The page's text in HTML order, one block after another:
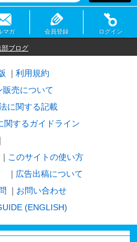
マガ 会員登録 ログイン
部ブログ
利用規約
販売について
に関する記載
関するガイドライン
｜
このサイトの使い方
広告出稿について
お問い合わせ
(ENGLISH)